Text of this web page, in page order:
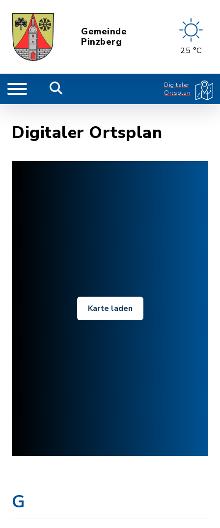
Gemeinde
Pinzberg
25 °C
Digitaler
Ortsplan
Digitaler Ortsplan
Karte laden
G